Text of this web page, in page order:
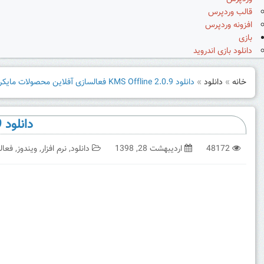
قالب وردپرس
افزونه وردپرس
بازی
دانلود بازی اندروید
خانه » دانلود » دانلود KMS Offline 2.0.9 فعالسازی آفلاین محصولات مایکروسافت
دانلود KMS Offline 2.0.9 فعالسازی آفلاین محصولات مایکروسافت
48172 اردیبهشت 28, 1398 دانلود,نرم افزار,ویندوز,